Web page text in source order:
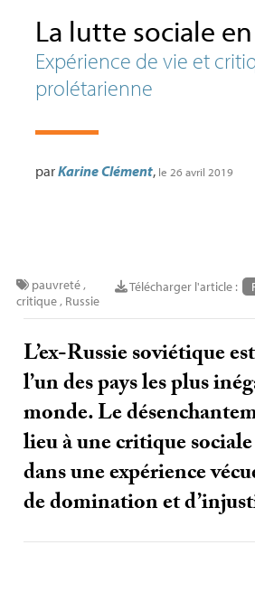
La lutte sociale
Expérience de vie et
prolétarienne
parKarine Clément, le 26 avril 2019
Télécharger l'article :
pauvreté,
critique, Russie
L’ex-Russie soviétique
l’un des pays les plus
monde. Le
lieu à une critique sociale
dans une expérience
de domination et